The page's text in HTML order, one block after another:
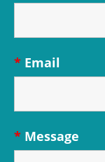
Email
*
Message
*